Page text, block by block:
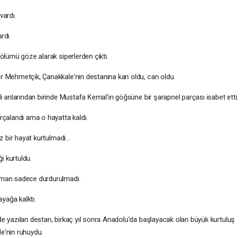
göze alarak siperlerden çıktı.
Çanakkale'nin destanına kan oldu, can oldu.
birinde Mustafa Kemal'in göğsüne bir şarapnel parçası isabet etti.
ama o hayatta kaldı.
hayat kurtulmadı…
durdurulmadı.
kalktı.
destan, birkaç yıl sonra Anadolu'da başlayacak olan büyük kurtuluş
ruhuydu.